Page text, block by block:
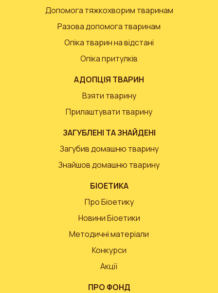
Допомога тяжкохворим тваринам
Разова допомога тваринам
Опіка тварин на відстані
Опіка притулків
АДОПЦІЯ ТВАРИН
Взяти тварину
Прилаштувати тварину
ЗАГУБЛЕНІ ТА ЗНАЙДЕНІ
Загубив домашню тварину
Знайшов домашню тварину
БІОЕТИКА
Про Біоетику
Новини Біоетики
Методичні матеріали
Конкурси
Акції
ПРО ФОНД